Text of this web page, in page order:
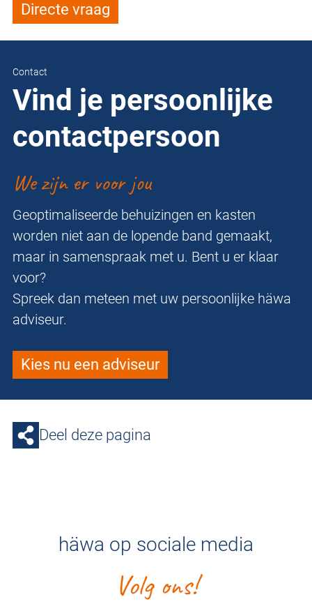
Directe vraag
Contact
Vind je persoonlijke
contactpersoon
We zijn er voor jou
Geoptimaliseerde behuizingen en kasten
worden niet aan de lopende band gemaakt,
maar in samenspraak met u. Bent u er klaar
voor?
Spreek dan meteen met uw persoonlijke häwa
adviseur.
Kies nu een adviseur
Deel deze pagina
häwa op sociale media
Volg ons!